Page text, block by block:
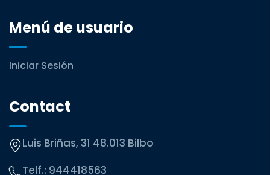
Menú de usuario
Iniciar Sesión
Contact
Luis Briñas, 31 48.013 Bilbo
Telf.: 944418563